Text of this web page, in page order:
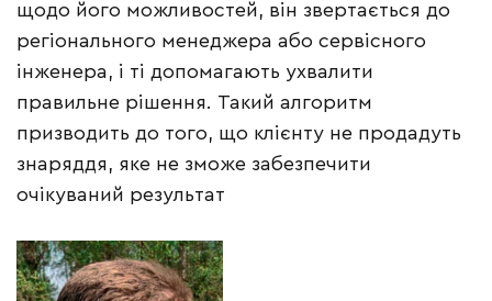
щодо його можливостей, він звертається до
регіонального менеджера або сервісного
інженера, і ті допомагають ухвалити
правильне рішення. Такий алгоритм
призводить до того, що клієнту не продадуть
знаряддя, яке не зможе забезпечити
очікуваний результат